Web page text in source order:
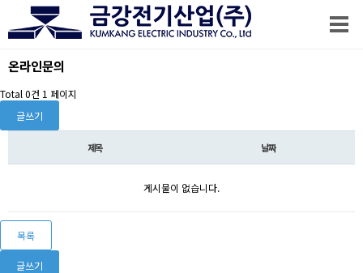
온라인문의
Total 0건 1 페이지
글쓰기
제목 날짜
게시물이 없습니다.
목록
글쓰기